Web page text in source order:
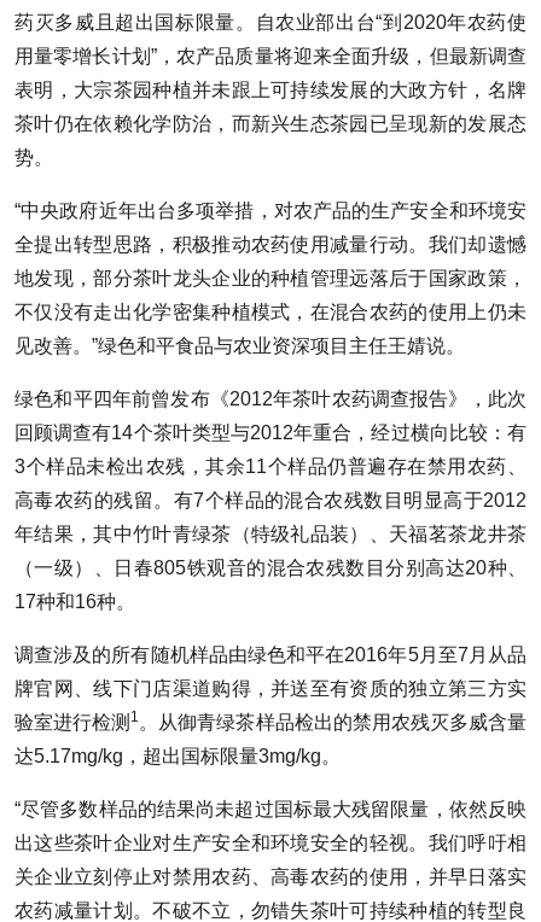
药灭多威且超出国标限量。自农业部出台“到2020年农药使
用量零增长计划”，农产品质量将迎来全面升级，但最新调查
表明，大宗茶园种植并未跟上可持续发展的大政方针，名牌
茶叶仍在依赖化学防治，而新兴生态茶园已呈现新的发展态
势。
“中央政府近年出台多项举措，对农产品的生产安全和环境安
全提出转型思路，积极推动农药使用减量行动。我们却遗憾
地发现，部分茶叶龙头企业的种植管理远落后于国家政策，
不仅没有走出化学密集种植模式，在混合农药的使用上仍未
见改善。”绿色和平食品与农业资深项目主任王婧说。
绿色和平四年前曾发布《2012年茶叶农药调查报告》，此次
回顾调查有14个茶叶类型与2012年重合，经过横向比较：有
3个样品未检出农残，其余11个样品仍普遍存在禁用农药、
高毒农药的残留。有7个样品的混合农残数目明显高于2012
年结果，其中竹叶青绿茶（特级礼品装）、天福茗茶龙井茶
（一级）、日春805铁观音的混合农残数目分别高达20种、
17种和16种。
调查涉及的所有随机样品由绿色和平在2016年5月至7月从品
牌官网、线下门店渠道购得，并送至有资质的独立第三方实
验室进行检测 1 。从御青绿茶样品检出的禁用农残灭多威含量
达5.17mg/kg，超出国标限量3mg/kg。
“尽管多数样品的结果尚未超过国标最大残留限量，依然反映
出这些茶叶企业对生产安全和环境安全的轻视。我们呼吁相
关企业立刻停止对禁用农药、高毒农药的使用，并早日落实
农药减量计划。不破不立，勿错失茶叶可持续种植的转型良